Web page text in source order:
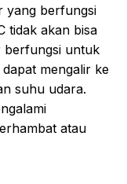
yang berfungsi
tidak akan bisa
berfungsi untuk
mengalir ke
suhu udara.
atau